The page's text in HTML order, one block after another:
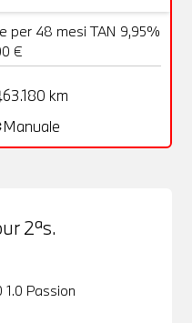
per 48 mesi TAN 9,95%
€
63.180 km
Manuale
2ªs.
Passion